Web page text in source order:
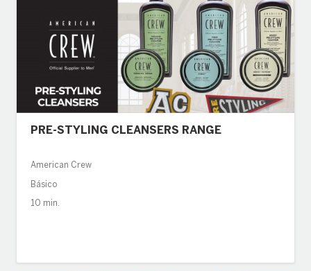
PRE-STYLING CLEANSERS RANGE
American Crew
Básico
10 min.